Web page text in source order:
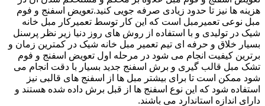
هزینه ها نیز تا حدود زیادی صرفه جویی کنید.تعویض اسفنج و فوم
مبل نوعی تعمیرمبل است که این کار توسط تعمیرکار مبل خانه
شیک در تولیدی و با استفاده از روش های روز دنیا زیر نظر پرسنل
بسیار خلاق و حرفه ای تیم تعمیر مبل خانه شیک در کمترین زمان و
برترین کیفیت انجام می شود در مرحله اول تعویض اسفنج و فوم
تشک مبل قالب گیری و برش اسفنج جدید بسیار با دقت انجام می
شود ممکن است تا برای بیشتر مبل ها از اسفنج های قالبی نیز
استفاده شود که این نوع اسفنج ها از قبل برش داده شده هستند و
دارای اندازه استاندارد می باشند.